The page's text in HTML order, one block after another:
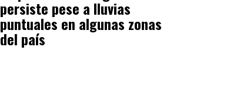
persiste pese a lluvias
puntuales en algunas zonas
del país